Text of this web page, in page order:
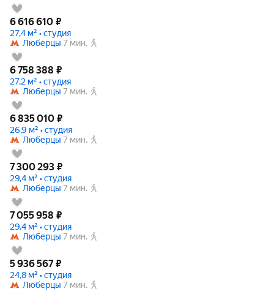
6 616 610 ₽
27,4 м² • студия
Люберцы 7 мин.
6 758 388 ₽
27,2 м² • студия
Люберцы 7 мин.
6 835 010 ₽
26,9 м² • студия
Люберцы 7 мин.
7 300 293 ₽
29,4 м² • студия
Люберцы 7 мин.
7 055 958 ₽
29,4 м² • студия
Люберцы 7 мин.
5 936 567 ₽
24,8 м² • студия
Люберцы 7 мин.